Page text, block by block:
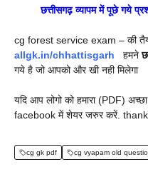
छत्तीसगढ़ व्यापम में पूछे गये
cg forest service exam – की
allgk.in/chhattisgarh
हमने
गये है जो आपको और खी नही मिलेगा
यदि आप लोगो को हमारा (PDF)
facebook में शेयर जरुर करें.
cg gk pdf cg vyapam old